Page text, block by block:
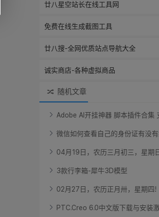
廿八星空站长在线工具网
免费在线生成截图工具
廿八搜-全网优质站点导航大全
诚实商店-各种虚拟商品
随机文章
Adobe A 开挂神器 脚本插件合集
微信如何查看自 己的身份证有没有
04月 1 9 日 ， 农历三月 初三， 星期
3款行李箱-犀牛3D模型
02月 27 日 ， 农历正月卅， 星期 四!
PTC.Creo 6.0中文版下载与安装